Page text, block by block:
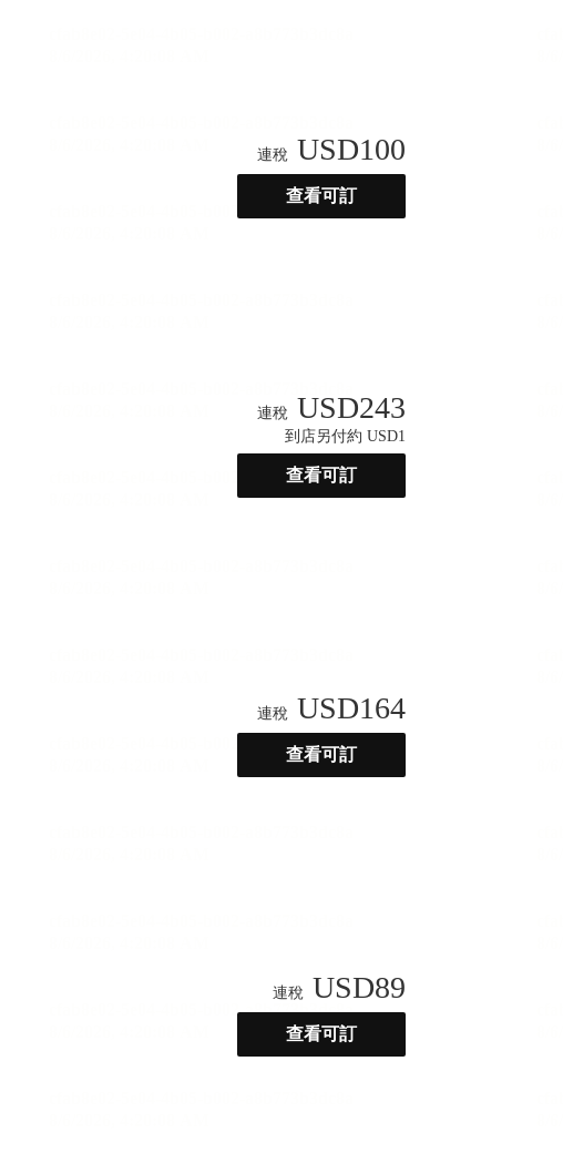
連稅 USD100
查看可訂
連稅 USD243
到店另付約 USD1
查看可訂
連稅 USD164
查看可訂
連稅 USD89
查看可訂